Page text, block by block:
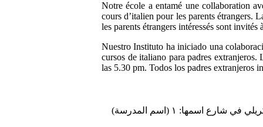
Notre école a entamé une collaboration
cours d’italien pour les parents étrangers.
les parents étrangers intéressés sont invités
Nuestro Instituto ha iniciado una
cursos de italiano para padres
las 5.30 pm. Todos los padres extranjeros
(اسم المدرسة) فسكريلي في شارع اسمها: ١ via Rossini روسيني البنو .Albano الأربعاء ١٩ أكتوبر عند الساعة: 17:30 . كل الآباء الأجانب المهتمين مدعوون